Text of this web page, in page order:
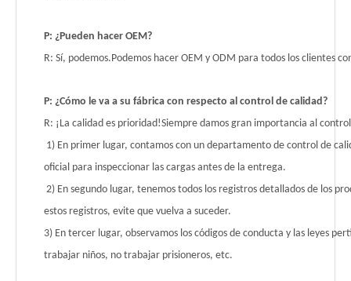
P: ¿Pueden hacer OEM?
R: Sí, podemos.Podemos hacer OEM y ODM para todos los clientes
P: ¿Cómo le va a su fábrica con respecto al control de calidad?
R: ¡La calidad es prioridad!Siempre damos gran importancia al
1) En primer lugar, contamos con un departamento de control de
oficial para inspeccionar las cargas antes de la entrega.
2) En segundo lugar, tenemos todos los registros detallados de los
estos registros, evite que vuelva a suceder.
3) En tercer lugar, observamos los códigos de conducta y las leyes
trabajar niños, no trabajar prisioneros, etc.